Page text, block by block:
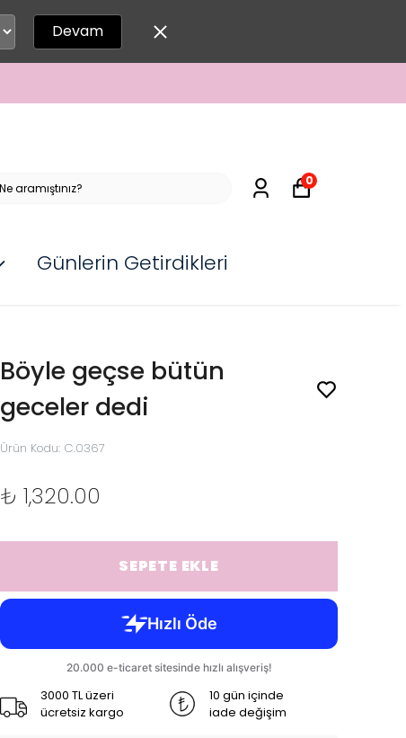
Devam
Günlerin Getirdikleri
0
Böyle geçse bütün
geceler dedi
Ürün Kodu: C.0367
₺ 1,320.00
SEPETE EKLE
3000 TL üzeri
ücretsiz kargo
10 gün içinde
iade değişim